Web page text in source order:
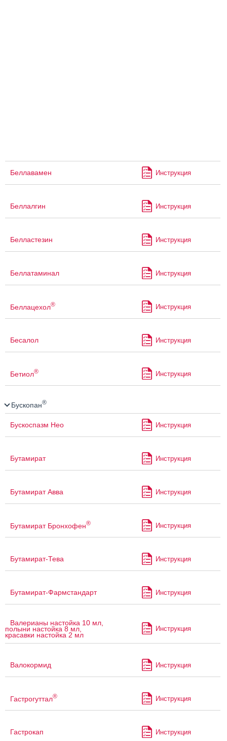
Беллавамен Инструкция
Беллалгин Инструкция
Белластезин Инструкция
Беллатаминал Инструкция
Беллацехол® Инструкция
Бесалол Инструкция
Бетиол® Инструкция
Бускопан®
Бускоспазм Нео Инструкция
Бутамират Инструкция
Бутамират Авва Инструкция
Бутамират Бронхофен® Инструкция
Бутамират-Тева Инструкция
Бутамират-Фармстандарт Инструкция
Валерианы настойка 10 мл,
полыни настойка 8 мл,
красавки настойка 2 мл
Инструкция
Валокормид Инструкция
Гастрогуттал® Инструкция
Гастрокап Инструкция